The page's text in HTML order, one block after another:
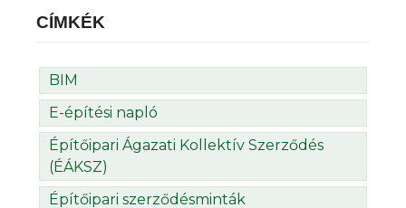
CÍMKÉK
BIM
E-építési napló
Építőipari Ágazati Kollektív Szerződés
(ÉÁKSZ)
Építőipari szerződésminták